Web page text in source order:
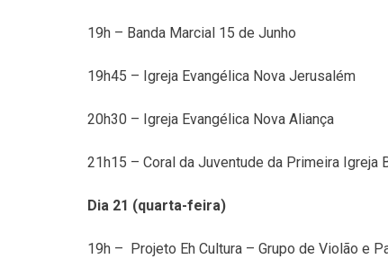
19h – Banda Marcial 15 de Junho
19h45 – Igreja Evangélica Nova Jerusalém
20h30 – Igreja Evangélica Nova Aliança
21h15 – Coral da Juventude da Primeira Igreja
Dia 21 (quarta-feira)
19h – Projeto Eh Cultura – Grupo de Violão e